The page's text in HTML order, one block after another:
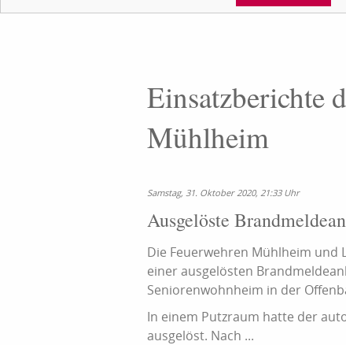
Einsatzberichte
Mühlheim
Samstag, 31. Oktober 2020, 21:33 Uhr
Ausgelöste
Die Feuerwehren Mühlheim und
einer ausgelösten
Seniorenwohnheim in der
In einem Putzraum hatte der
ausgelöst. Nach ...